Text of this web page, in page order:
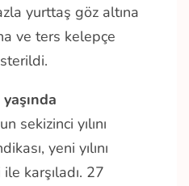
yurttaş göz altına
ve ters kelepçe
sekizinci yılını
yeni yılını
karşıladı. 27